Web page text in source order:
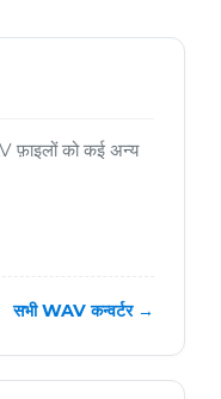
को कई अन्य
सभी WAV कन्वर्टर →